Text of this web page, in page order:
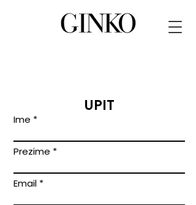
UPIT
Ime
Prezime
Email